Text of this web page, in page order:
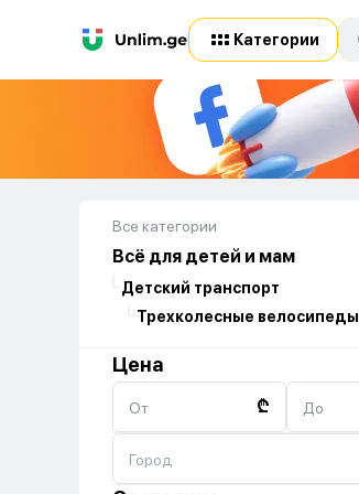
Категории
Все категории
Всё для детей и мам
Детский транспорт
Трехколесные велосипеды
Цена
От ₾ До